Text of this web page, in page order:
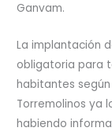
Ganvam.
La implantación
obligatoria para
habitantes según
Torremolinos ya
habiendo